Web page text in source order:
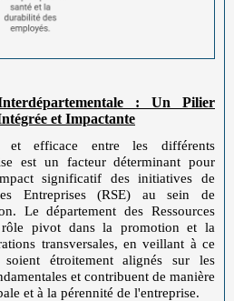
: Un Pilier
et Impactante
et efficace entre les différents
est un facteur déterminant pour
significatif des initiatives de
Entreprises (RSE) au sein de
Le département des Ressources
pivot dans la promotion et la
transversales, en veillant à ce
étroitement alignés sur les
et contribuent de manière
et à la pérennité de l'entreprise.